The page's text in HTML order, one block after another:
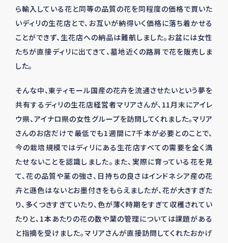
ら輸入している花と同等の品質の花を同程度の価格で買いた
いディリの生花店とで、お互いが納得いく価格に落ち着かせる
ことができず、生花店への納品は難航しました。お盆には女性
たちが直接ディリに出てきて、墓地近くの路肩で花を販売しま
した。
そんな中、東ティモール国産の花卉を流通させたいという夢を
共有するディリの生花店経営者マリアさんが、 11月末にアイレ
ウ県、アイナロ県の女性グループを訪問してくれました。マリア
さんのお店だけで最低でも1週間に7千本が必要とのことで、
今の栽培規模ではディリにある生花店すべての需要を全く満
たせないことを認識しました。また、実際に育っている花を見
て、花の品質や茎の強さ、日持ちの良さはインドネシア産の花
卉と遜色はないとお墨付きをもらえましたが、花が大きすぎた
り、多くつきすぎていたり、色が薄く時期をすぎて収穫されてい
たりと、 1本あたりの花の数や葉の管理については課題がある
と指摘を受けました。マリアさんが直接訪問してくれたおかげ